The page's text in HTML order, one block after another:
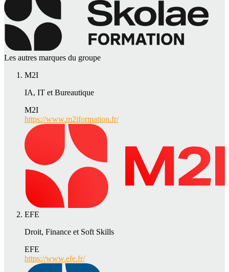
Les autres marques du groupe
M2I
IA, IT et Bureautique
M2I
https://www.m2iformation.fr/
EFE
Droit, Finance et Soft Skills
EFE
https://www.efe.fr/